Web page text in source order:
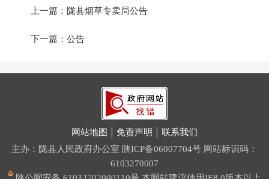
上一篇：陇县烟草专卖局公告
下一篇：公告
网站地图 免责声明
联系我们
主办：陇县人民政府办公室 陕ICP备06007704号 网站标识码：
6103270007